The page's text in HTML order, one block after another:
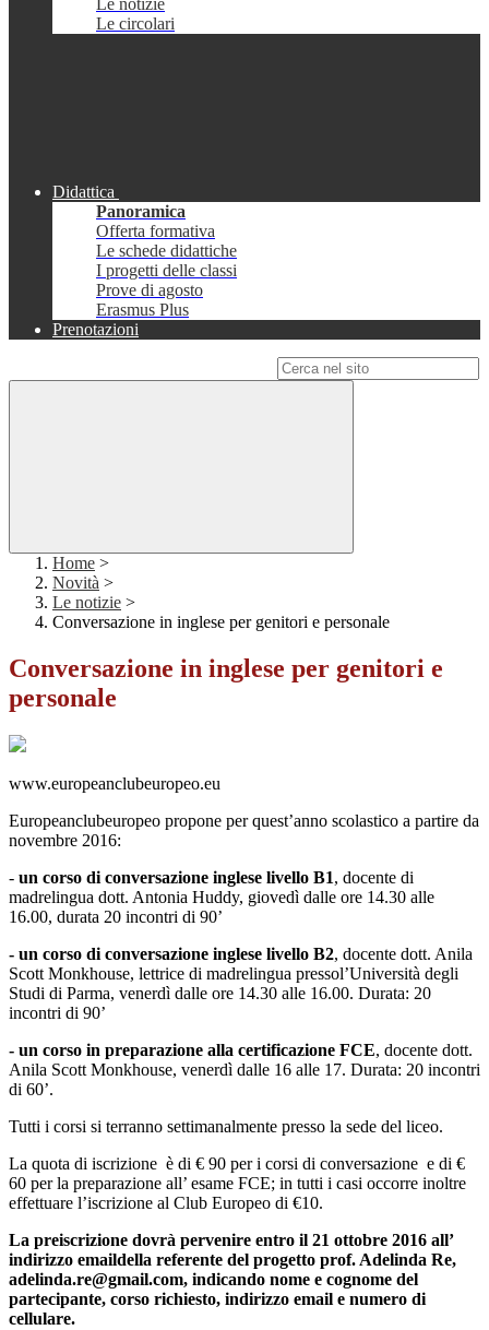
Le notizie
Le circolari
Didattica
Panoramica
Offerta formativa
Le schede didattiche
I progetti delle classi
Prove di agosto
Erasmus Plus
Prenotazioni
Home >
Novità >
Le notizie >
Conversazione in inglese per genitori e personale
Conversazione in inglese per genitori e
personale
www.europeanclubeuropeo.eu
Europeanclubeuropeo propone per quest’anno scolastico a partire da
novembre 2016:
- un corso di conversazione inglese livello B1, docente di
madrelingua dott. Antonia Huddy, giovedì dalle ore 14.30 alle
16.00, durata 20 incontri di 90’
- un corso di conversazione inglese livello B2, docente dott. Anila
Scott Monkhouse, lettrice di madrelingua pressol’Università degli
Studi di Parma, venerdì dalle ore 14.30 alle 16.00. Durata: 20
incontri di 90’
- un corso in preparazione alla certificazione FCE, docente dott.
Anila Scott Monkhouse, venerdì dalle 16 alle 17. Durata: 20 incontri
di 60’.
Tutti i corsi si terranno settimanalmente presso la sede del liceo.
La quota di iscrizione è di € 90 per i corsi di conversazione e di €
60 per la preparazione all’ esame FCE; in tutti i casi occorre inoltre
effettuare l’iscrizione al Club Europeo di €10.
La preiscrizione dovrà pervenire entro il 21 ottobre 2016 all’
indirizzo emaildella referente del progetto prof. Adelinda Re,
adelinda.re@gmail.com, indicando nome e cognome del
partecipante, corso richiesto, indirizzo email e numero di
cellulare.